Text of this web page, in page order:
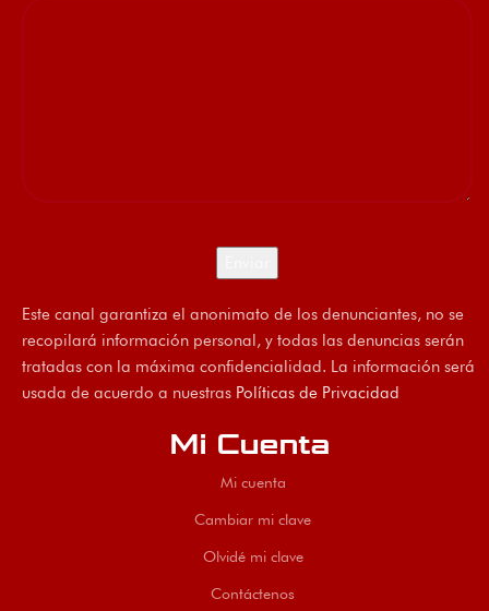
Este canal garantiza el anonimato de los denunciantes, no se
recopilará información personal, y todas las denuncias serán
tratadas con la máxima confidencialidad. La información será
usada de acuerdo a nuestras Políticas de Privacidad
Mi Cuenta
Mi cuenta
Cambiar mi clave
Olvidé mi clave
Contáctenos